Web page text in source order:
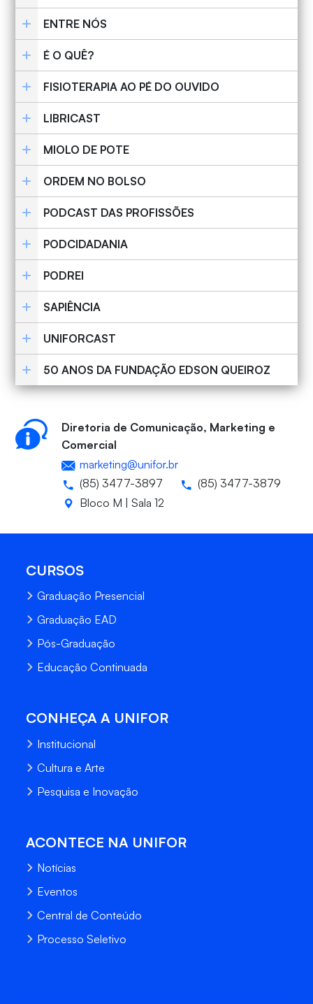
ENTRE NÓS
É O QUÊ?
FISIOTERAPIA AO PÉ DO OUVIDO
LIBRICAST
MIOLO DE POTE
ORDEM NO BOLSO
PODCAST DAS PROFISSÕES
PODCIDADANIA
PODREI
SAPIÊNCIA
UNIFORCAST
50 ANOS DA FUNDAÇÃO EDSON QUEIROZ
Diretoria de Comunicação, Marketing e
Comercial
marketing@unifor.br
(85) 3477-3897
(85) 3477-3879
Bloco M | Sala 12
CURSOS
Graduação Presencial
Graduação EAD
Pós-Graduação
Educação Continuada
CONHEÇA A UNIFOR
Institucional
Cultura e Arte
Pesquisa e Inovação
ACONTECE NA UNIFOR
Notícias
Eventos
Central de Conteúdo
Processo Seletivo